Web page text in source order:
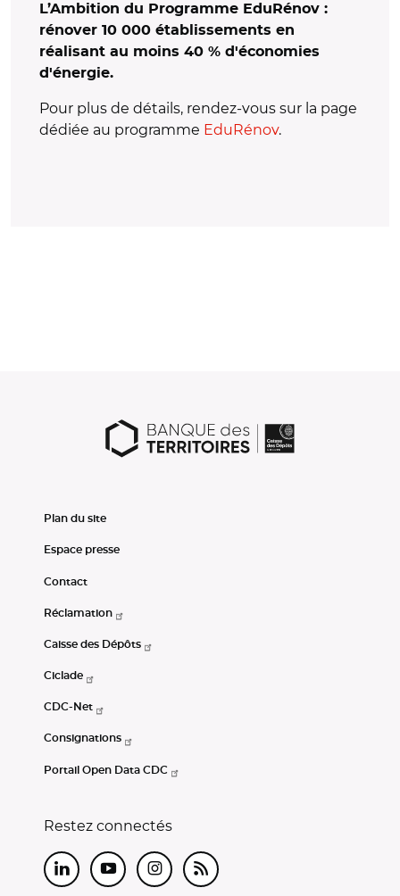
L’Ambition du Programme EduRénov :
rénover 10 000 établissements en
réalisant au moins 40 % d'économies
d'énergie.
Pour plus de détails, rendez-vous sur la page
dédiée au programme EduRénov.
Plan du site
Espace presse
Contact
Réclamation
Caisse des Dépôts
Ciclade
CDC-Net
Consignations
Portail Open Data CDC
Restez connectés
LinkedInYoutubeInstagram
RSS